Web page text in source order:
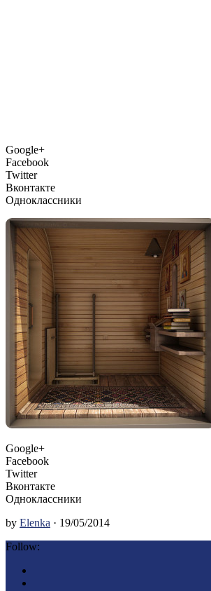
Google+
Facebook
Twitter
Вконтакте
Одноклассники
Google+
Facebook
Twitter
Вконтакте
Одноклассники
by Elenka · 19/05/2014
Follow: